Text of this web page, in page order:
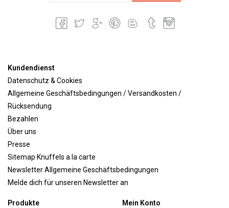
Kundendienst
Datenschutz & Cookies
Allgemeine Geschäftsbedingungen / Versandkosten /
Rücksendung
Bezahlen
Über uns
Presse
Sitemap Knuffels a la carte
Newsletter Allgemeine Geschäftsbedingungen
Melde dich für unseren Newsletter an
Produkte Mein Konto